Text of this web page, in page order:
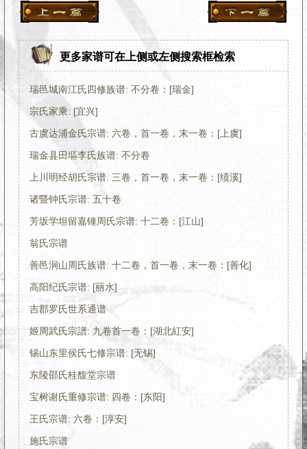
更多家谱可在上侧或左侧搜索框检索
瑞邑城南江氏四修族谱: 不分卷：[瑞金]
宗氏家乘: [宜兴]
古虞达浦金氏宗谱: 六卷，首一卷，末一卷：[上虞]
瑞金县田塸李氏族谱: 不分卷
上川明经胡氏宗谱: 三卷，首一卷，末一卷：[绩溪]
诸暨钟氏宗谱: 五十卷
芳坂学坦留嘉锺周氏宗谱: 十二卷：[江山]
翁氏宗谱
善邑涧山周氏族谱: 十二卷，首一卷，末一卷：[善化]
高阳纪氏宗谱: [丽水]
吉郡罗氏世系通谱
姬周武氏宗譜: 九卷首一卷：[湖北紅安]
锡山东里侯氏七修宗谱: [无锡]
东陵邵氏桂馥堂宗谱
宝树谢氏重修宗谱: 四卷：[东阳]
王氏宗谱: 六卷：[淳安]
施氏宗谱